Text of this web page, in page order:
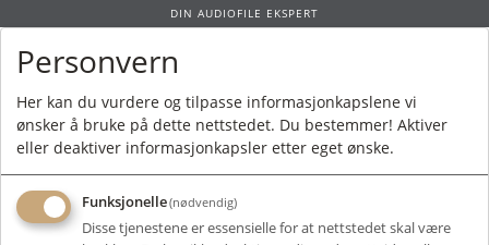
DIN AUDIOFILE EKSPERT
Forside / Produkter/ Effektrør 2A3 / Psvane Hifi Series 2A3B
Personvern
Her kan du vurdere og tilpasse informasjonkapslene vi
ønsker å bruke på dette nettstedet. Du bestemmer! Aktiver
eller deaktiver informasjonkapsler etter eget ønske.
Funksjonelle(nødvendig)
Disse tjenestene er essensielle for at nettstedet skal være